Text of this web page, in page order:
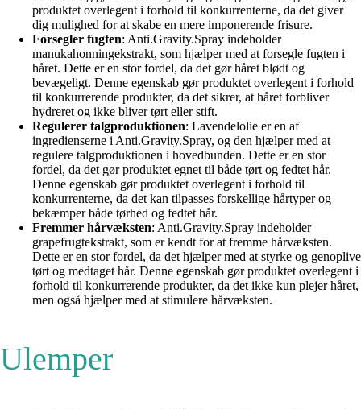
produktet overlegent i forhold til konkurrenterne, da det giver
dig mulighed for at skabe en mere imponerende frisure.
Forsegler fugten: Anti.Gravity.Spray indeholder
manukahonningekstrakt, som hjælper med at forsegle fugten i
håret. Dette er en stor fordel, da det gør håret blødt og
bevægeligt. Denne egenskab gør produktet overlegent i forhold
til konkurrerende produkter, da det sikrer, at håret forbliver
hydreret og ikke bliver tørt eller stift.
Regulerer talgproduktionen: Lavendelolie er en af
ingredienserne i Anti.Gravity.Spray, og den hjælper med at
regulere talgproduktionen i hovedbunden. Dette er en stor
fordel, da det gør produktet egnet til både tørt og fedtet hår.
Denne egenskab gør produktet overlegent i forhold til
konkurrenterne, da det kan tilpasses forskellige hårtyper og
bekæmper både tørhed og fedtet hår.
Fremmer hårvæksten: Anti.Gravity.Spray indeholder
grapefrugtekstrakt, som er kendt for at fremme hårvæksten.
Dette er en stor fordel, da det hjælper med at styrke og genoplive
tørt og medtaget hår. Denne egenskab gør produktet overlegent i
forhold til konkurrerende produkter, da det ikke kun plejer håret,
men også hjælper med at stimulere hårvæksten.
Ulemper